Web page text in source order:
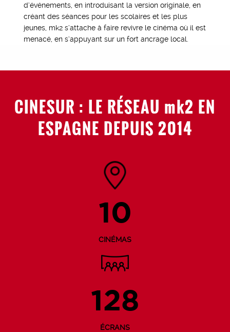
d’événements, en introduisant la version originale, en
créant des séances pour les scolaires et les plus
jeunes, mk2 s’attache à faire revivre le cinéma où il est
menacé, en s’appuyant sur un fort ancrage local.
CINESUR : LE RÉSEAU mk2 EN
ESPAGNE DEPUIS 2014
10
CINÉMAS
128
ÉCRANS